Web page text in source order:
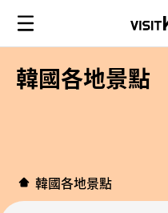
韓國各地景點
韓國各地景點